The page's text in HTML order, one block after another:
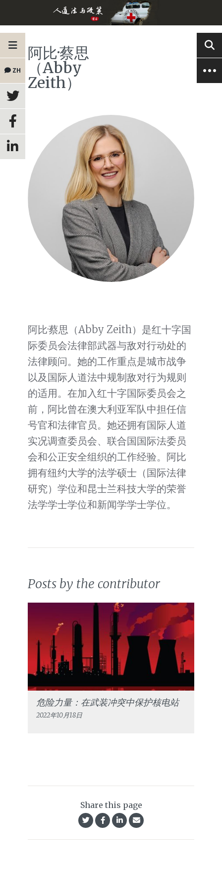
ZH
阿比·蔡思
（Abby
Zeith）
阿比·蔡思（Abby Zeith）是红十字国
际委员会法律部武器与敌对行动处的
法律顾问。她的工作重点是城市战争
以及国际人道法中规制敌对行为规则
的适用。在加入红十字国际委员会之
前，阿比曾在澳大利亚军队中担任信
号官和法律官员。她还拥有国际人道
实况调查委员会、联合国国际法委员
会和公正安全组织的工作经验。阿比
拥有纽约大学的法学硕士（国际法律
研究）学位和昆士兰科技大学的荣誉
法学学士学位和新闻学学士学位。
Posts by the contributor
危险力量：在武装冲突中保护核电站
2022年10月18日
Share this page